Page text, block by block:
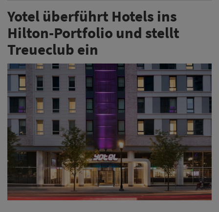
Yotel überführt Hotels ins
Hilton-Portfolio und stellt
Treueclub ein